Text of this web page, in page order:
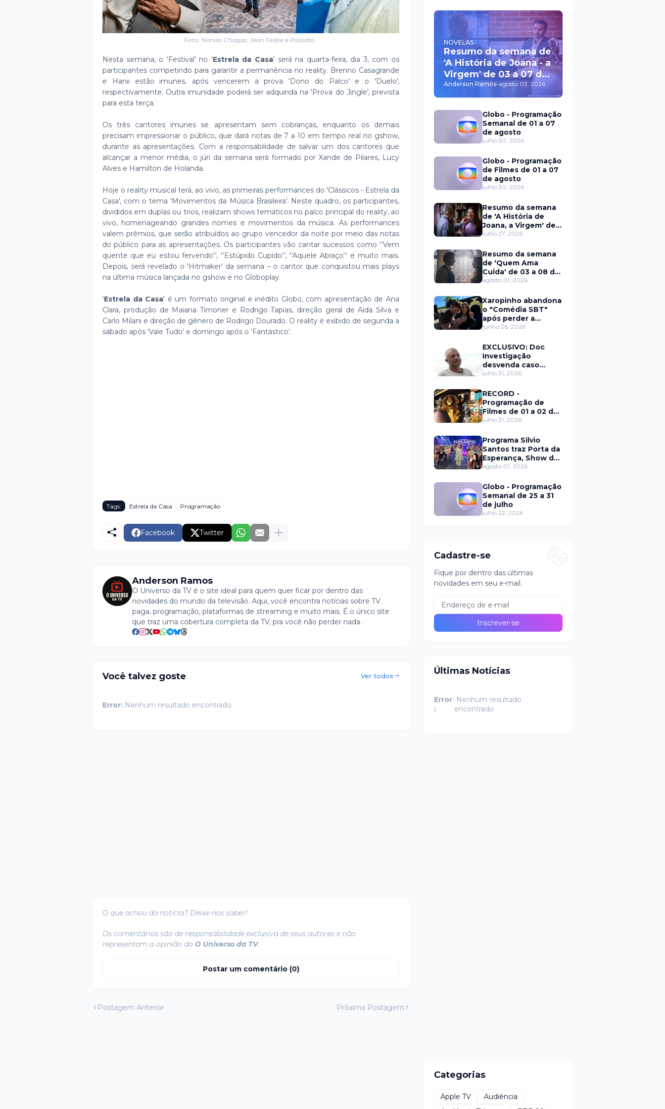
Foto: Nando Chagas, Jean Felipe e Possato
Nesta semana, o 'Festival' no 'Estrela da Casa' será na quarta-feira, dia 3, com os
participantes competindo para garantir a permanência no reality. Brenno Casagrande
e Hanii estão imunes, após vencerem a prova 'Dono do Palco' e o 'Duelo',
respectivamente. Outra imunidade poderá ser adquirida na 'Prova do Jingle', prevista
para esta terça.
Os três cantores imunes se apresentam sem cobranças, enquanto os demais
precisam impressionar o público, que dará notas de 7 a 10 em tempo real no gshow,
durante as apresentações. Com a responsabilidade de salvar um dos cantores que
alcançar a menor média, o júri da semana será formado por Xande de Pilares, Lucy
Alves e Hamilton de Holanda.
Hoje o reality musical terá, ao vivo, as primeiras performances do 'Clássicos - Estrela da
Casa', com o tema 'Movimentos da Música Brasileira'. Neste quadro, os participantes,
divididos em duplas ou trios, realizam shows temáticos no palco principal do reality, ao
vivo, homenageando grandes nomes e movimentos da música. As performances
valem prêmios, que serão atribuídos ao grupo vencedor da noite por meio das notas
do público para as apresentações. Os participantes vão cantar sucessos como ''Vem
quente que eu estou fervendo'', ''Estúpido Cupido'', ''Aquele Abraço'' e muito mais.
Depois, será revelado o 'Hitmaker' da semana – o cantor que conquistou mais plays
na última música lançada no gshow e no Globoplay.
'Estrela da Casa' é um formato original e inédito Globo, com apresentação de Ana
Clara, produção de Maiana Timoner e Rodrigo Tapias, direção geral de Aída Silva e
Carlo Milani e direção de gênero de Rodrigo Dourado. O reality é exibido de segunda a
sábado após ‘Vale Tudo’ e domingo após o ‘Fantástico’.
Tags: Estrela da Casa Programação
Facebook Twitter
Anderson Ramos
O Universo da TV é o site ideal para quem quer ficar por dentro das
novidades do mundo da televisão. Aqui, você encontra notícias sobre TV
paga, programação, plataformas de streaming e muito mais. É o único site
que traz uma cobertura completa da TV, pra você não perder nada.
Você talvez goste Ver todos
Error: Nenhum resultado encontrado
O que achou da notícia? Deixe-nos saber!
Os comentários são de responsabilidade exclusiva de seus autores e não
representam a opinião do O Universo da TV.
Postar um comentário (0)
Postagem Anterior Próxima Postagem
NOVELAS
Resumo da semana de
'A História de Joana - a
Virgem' de 03 a 07 de
agosto
Anderson Ramos-agosto 03, 2026
Globo - Programação
Semanal de 01 a 07
de agosto
julho 30, 2026
Globo - Programação
de Filmes de 01 a 07
de agosto
julho 30, 2026
Resumo da semana
de 'A História de
Joana, a Virgem' de
27 a 31 de julho
julho 27, 2026
Resumo da semana
de 'Quem Ama
Cuida' de 03 a 08 de
agosto
agosto 01, 2026
Xaropinho abandona
o "Comédia SBT"
após perder a
paciência com Sarro
junho 26, 2026
EXCLUSIVO: Doc
Investigação
desvenda caso
Eduardo Martins e
trás de fraude
internacional
julho 31, 2026
RECORD -
Programação de
Filmes de 01 a 02 de
agosto
julho 31, 2026
Programa Silvio
Santos traz Porta da
Esperança, Show de
Calouros e Qual é a
domingo (2)
agosto 01, 2026
Globo - Programação
Semanal de 25 a 31
de julho
julho 22, 2026
Cadastre-se
Fique por dentro das últimas
novidades em seu e-mail.
Últimas Notícias
Error
:
Nenhum resultado
encontrado
Categorias
Apple TV
Audiência